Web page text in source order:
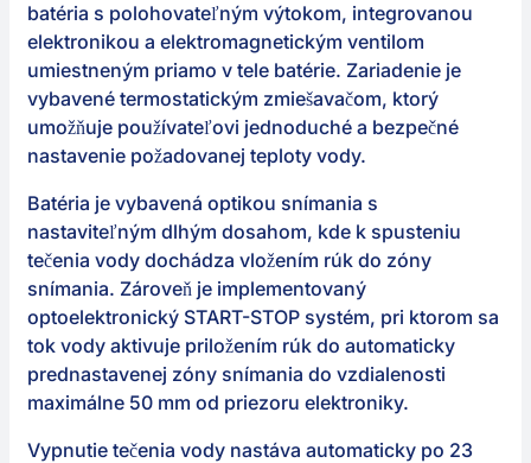
batéria s polohovateľným výtokom, integrovanou
elektronikou a elektromagnetickým ventilom
umiestneným priamo v tele batérie. Zariadenie je
vybavené termostatickým zmiešavačom, ktorý
umožňuje používateľovi jednoduché a bezpečné
nastavenie požadovanej teploty vody.
Batéria je vybavená optikou snímania s
nastaviteľným dlhým dosahom, kde k spusteniu
tečenia vody dochádza vložením rúk do zóny
snímania. Zároveň je implementovaný
optoelektronický START-STOP systém, pri ktorom sa
tok vody aktivuje priložením rúk do automaticky
prednastavenej zóny snímania do vzdialenosti
maximálne 50 mm od priezoru elektroniky.
Vypnutie tečenia vody nastáva automaticky po 23